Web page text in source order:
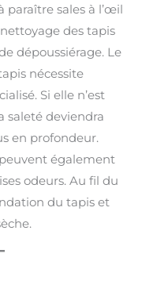
paraître sales à l’œil
des tapis
dépoussiérage. Le
nécessite
Si elle n’est
saleté deviendra
en profondeur.
également
odeurs. Au fil du
du tapis et